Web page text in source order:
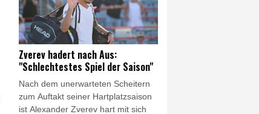
Nationaltrainers Hong Myung-bo,
der mit dem Team bei der
Weltmeisterschaft 2026 in der
Vorrunde gescheitert war.
Zverev hadert nach Aus:
"Schlechtestes Spiel der Saison"
Nach dem unerwarteten Scheitern
zum Auftakt seiner Hartplatzsaison
ist Alexander Zverev hart mit sich